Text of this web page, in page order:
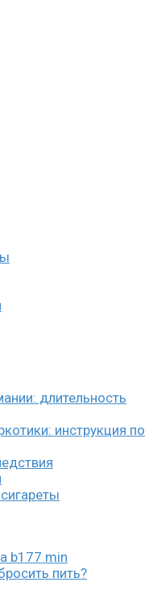
длительность
инструкция по
пить?